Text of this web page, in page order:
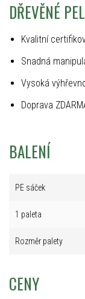
DŘEVĚNÉ
Kvalitní
Snadná
Vysoká
Doprava
BALENÍ
PE sáček
1 paleta
Rozměr palety
CENY